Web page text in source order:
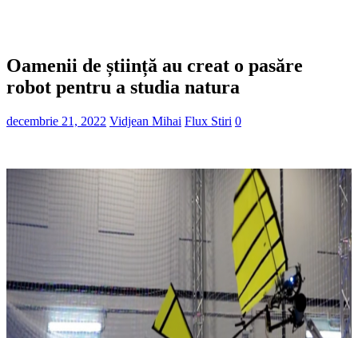
Oamenii de știință au creat o pasăre
robot pentru a studia natura
decembrie 21, 2022 Vidjean Mihai Flux Stiri 0